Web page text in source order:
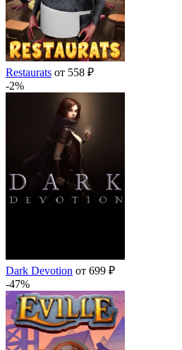
Restaurats от 558 ₽
-2%
Dark Devotion от 699 ₽
-47%